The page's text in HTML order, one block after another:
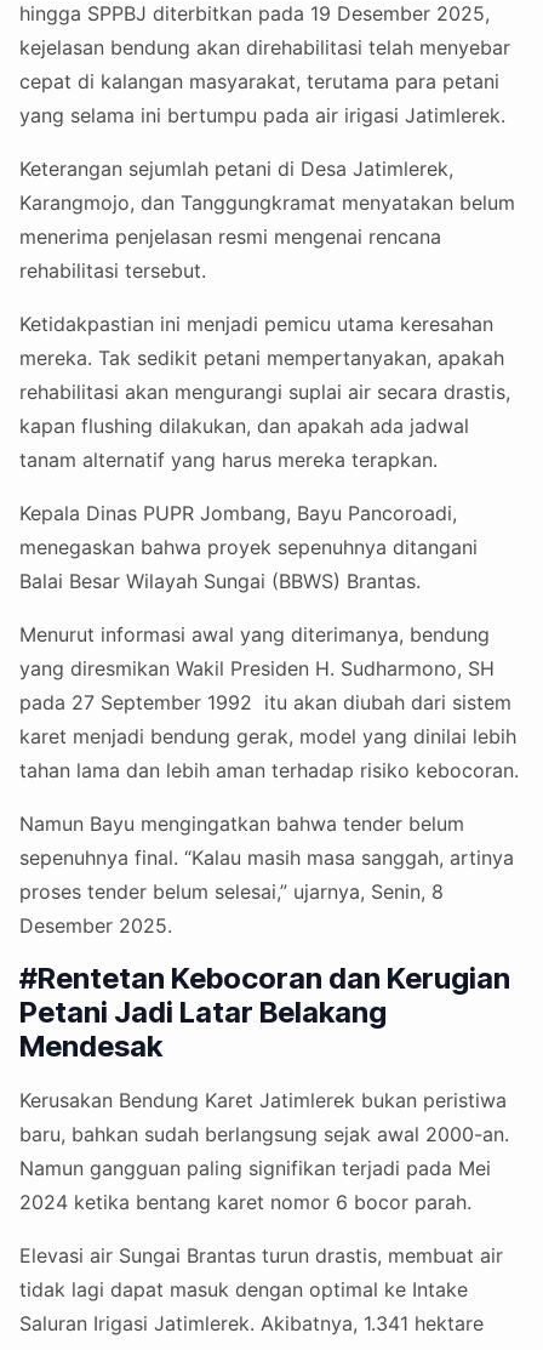
hingga SPPBJ diterbitkan pada 19 Desember 2025,
kejelasan bendung akan direhabilitasi telah menyebar
cepat di kalangan masyarakat, terutama para petani
yang selama ini bertumpu pada air irigasi Jatimlerek.
Keterangan sejumlah petani di Desa Jatimlerek,
Karangmojo, dan Tanggungkramat menyatakan belum
menerima penjelasan resmi mengenai rencana
rehabilitasi tersebut.
Ketidakpastian ini menjadi pemicu utama keresahan
mereka. Tak sedikit petani mempertanyakan, apakah
rehabilitasi akan mengurangi suplai air secara drastis,
kapan flushing dilakukan, dan apakah ada jadwal
tanam alternatif yang harus mereka terapkan.
Kepala Dinas PUPR Jombang, Bayu Pancoroadi,
menegaskan bahwa proyek sepenuhnya ditangani
Balai Besar Wilayah Sungai (BBWS) Brantas.
Menurut informasi awal yang diterimanya, bendung
yang diresmikan Wakil Presiden H. Sudharmono, SH
pada 27 September 1992 itu akan diubah dari sistem
karet menjadi bendung gerak, model yang dinilai lebih
tahan lama dan lebih aman terhadap risiko kebocoran.
Namun Bayu mengingatkan bahwa tender belum
sepenuhnya final. “Kalau masih masa sanggah, artinya
proses tender belum selesai,” ujarnya, Senin, 8
Desember 2025.
#Rentetan Kebocoran dan Kerugian
Petani Jadi Latar Belakang
Mendesak
Kerusakan Bendung Karet Jatimlerek bukan peristiwa
baru, bahkan sudah berlangsung sejak awal 2000-an.
Namun gangguan paling signifikan terjadi pada Mei
2024 ketika bentang karet nomor 6 bocor parah.
Elevasi air Sungai Brantas turun drastis, membuat air
tidak lagi dapat masuk dengan optimal ke Intake
Saluran Irigasi Jatimlerek. Akibatnya, 1.341 hektare